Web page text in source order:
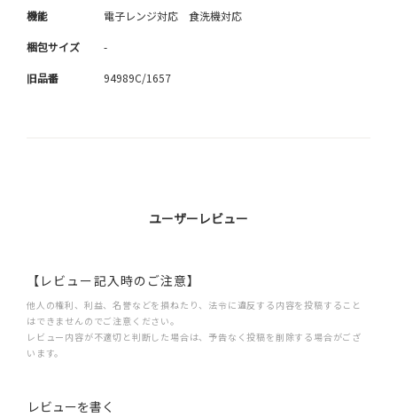
機能 電子レンジ対応 食洗機対応
梱包サイズ -
旧品番 94989C/1657
ユーザーレビュー
【レビュー記入時のご注意】
他人の権利、利益、名誉などを損ねたり、法令に違反する内容を投稿すること
はできませんのでご注意ください。
レビュー内容が不適切と判断した場合は、予告なく投稿を削除する場合がござ
います。
レビューを書く